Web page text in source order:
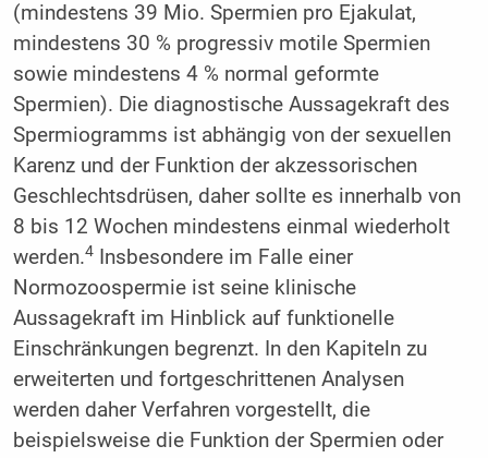
(mindestens 39 Mio. Spermien pro Ejakulat,
mindestens 30 % progressiv motile Spermien
sowie mindestens 4 % normal geformte
Spermien). Die diagnostische Aussagekraft des
Spermiogramms ist abhängig von der sexuellen
Karenz und der Funktion der akzessorischen
Geschlechtsdrüsen, daher sollte es innerhalb von
8 bis 12 Wochen mindestens einmal wiederholt
werden.4Insbesondere im Falle einer
Normozoospermie ist seine klinische
Aussagekraft im Hinblick auf funktionelle
Einschränkungen begrenzt. In den Kapiteln zu
erweiterten und fortgeschrittenen Analysen
werden daher Verfahren vorgestellt, die
beispielsweise die Funktion der Spermien oder